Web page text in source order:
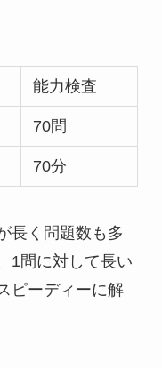
能力検査
70問
70分
長く問題数も多
1問に対して長い
ピーディーに解